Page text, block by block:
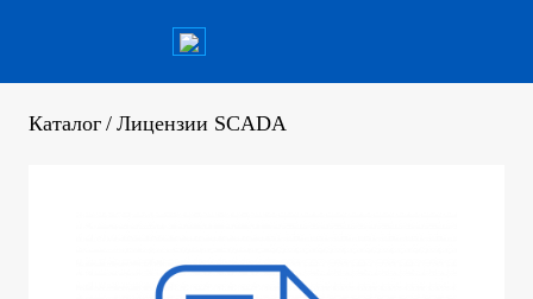
Каталог / Лицензии SCADA